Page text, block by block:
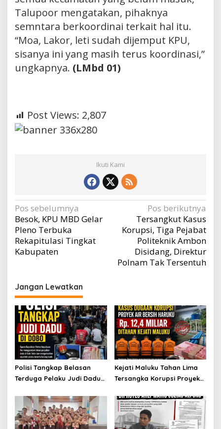
Talupoor mengatakan, pihaknya
semntara berkoordinai terkait hal itu.
“Moa, Lakor, leti sudah dijemput KPU,
sisanya ini yang masih terus koordinasi,”
ungkapnya. (LMbd 01)
Post Views: 2,807
Ikuti Kami
Navigasi
pos
Pos sebelumnya
Besok, KPU MBD Gelar
Pleno Terbuka
Rekapitulasi Tingkat
Kabupaten
Pos berikutnya
Tersangkut Kasus
Korupsi, Tiga Pejabat
Politeknik Ambon
Disidang, Direktur
Polnam Tak Tersentuh
Jangan Lewatkan
Polisi Tangkap Belasan
Terduga Pelaku Judi Dadu
Setoran Rp5 Juta dan
Selisih Barang Bukti
Kejati Maluku Tahan Lima
Tersangka Korupsi Proyek
Miliar